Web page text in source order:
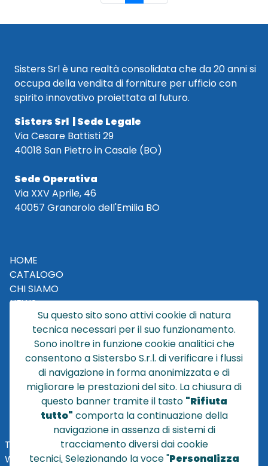
Sisters Srl è una realtà consolidata che da 20 anni si
occupa della vendita di forniture per ufficio con
spirito innovativo proiettata al futuro.
Sisters Srl | Sede Legale
Via Cesare Battisti 29
40018 San Pietro in Casale (BO)
Sede Operativa
Via XXV Aprile, 46
40057 Granarolo dell'Emilia BO
HOME
CATALOGO
CHI SIAMO
NEWS
CONTATTACI
CONDIZIONI DI VENDITA
POLICY PRIVACY
NOTE LEGALI
Cookie
TEL
+39 051 320210
WHATSAPP: +39345 7201724
Su questo sito sono attivi cookie di natura
tecnica necessari per il suo funzionamento.
Sono inoltre in funzione cookie analitici che
consentono a Sistersbo S.r.l. di verificare i flussi
di navigazione in forma anonimizzata e di
migliorare le prestazioni del sito. La chiusura di
questo banner tramite il tasto "Rifiuta
tutto" comporta la continuazione della
navigazione in assenza di sistemi di
tracciamento diversi dai cookie
tecnici. Selezionando la voce "Personalizza